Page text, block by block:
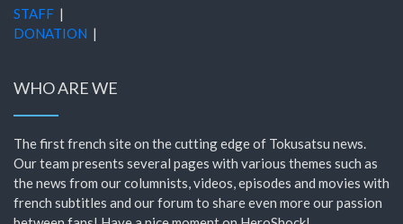
STAFF |
DONATION |
WHO ARE WE
The first french site on the cutting edge of Tokusatsu news.
Our team presents several pages with various themes such as
the news from our columnists, videos, episodes and movies with
french subtitles and our forum to share even more our passion